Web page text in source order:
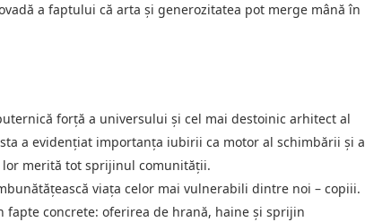
a faptului că arta și generozitatea pot merge mână în
forță a universului și cel mai destoinic arhitect al
a evidențiat importanța iubirii ca motor al schimbării și a
merită tot sprijinul comunității.
viața celor mai vulnerabili dintre noi – copiii.
concrete: oferirea de hrană, haine și sprijin